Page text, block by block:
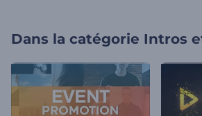
Dans la catégorie Intros